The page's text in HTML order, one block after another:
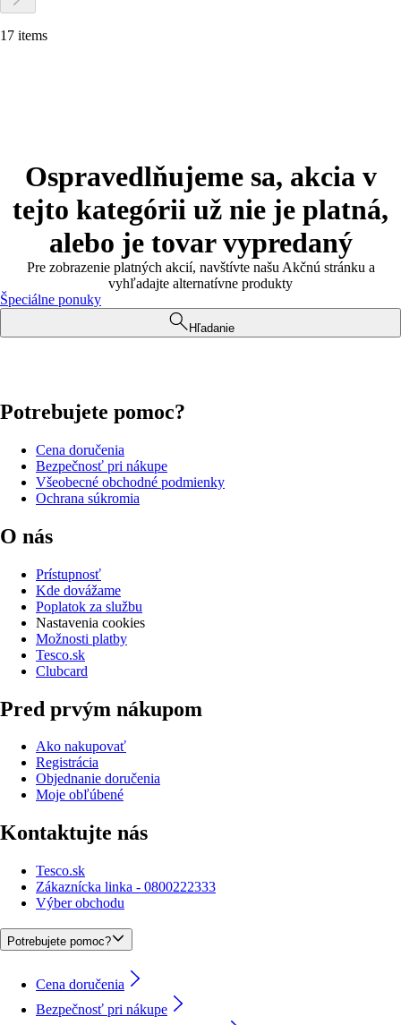
17 items
Ospravedlňujeme sa, akcia v
tejto kategórii už nie je platná,
alebo je tovar vypredaný
Pre zobrazenie platných akcií, navštívte našu Akčnú stránku a
vyhľadajte alternatívne produkty
Špeciálne ponuky
Hľadanie
Potrebujete pomoc?
Cena doručenia
Bezpečnosť pri nákupe
Všeobecné obchodné podmienky
Ochrana súkromia
O nás
Prístupnosť
Kde dovážame
Poplatok za službu
Nastavenia cookies
Možnosti platby
Tesco.sk
Clubcard
Pred prvým nákupom
Ako nakupovať
Registrácia
Objednanie doručenia
Moje obľúbené
Kontaktujte nás
Tesco.sk
Zákaznícka linka - 0800222333
Výber obchodu
Potrebujete pomoc?
Cena doručenia
Bezpečnosť pri nákupe